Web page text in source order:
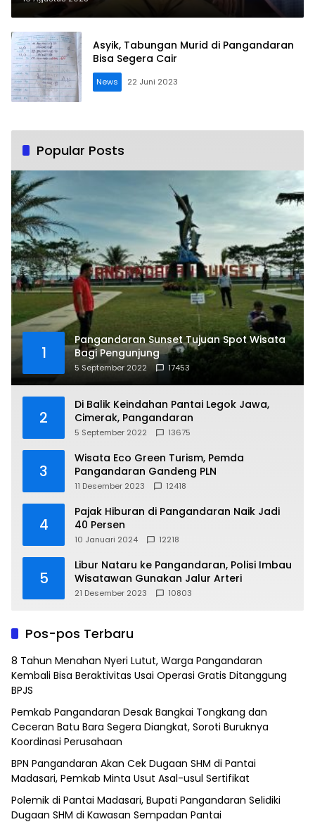
Asyik, Tabungan Murid di Pangandaran
Bisa Segera Cair
News 22 Juni 2023
Popular Posts
1
Pangandaran Sunset Tujuan Spot Wisata
Bagi Pengunjung
5 September 2022 17453
2
Di Balik Keindahan Pantai Legok Jawa,
Cimerak, Pangandaran
5 September 2022 13675
3
Wisata Eco Green Turism, Pemda
Pangandaran Gandeng PLN
11 Desember 2023 12418
4
Pajak Hiburan di Pangandaran Naik Jadi
40 Persen
10 Januari 2024 12218
5
Libur Nataru ke Pangandaran, Polisi Imbau
Wisatawan Gunakan Jalur Arteri
21 Desember 2023 10803
Pos-pos Terbaru
8 Tahun Menahan Nyeri Lutut, Warga Pangandaran
Kembali Bisa Beraktivitas Usai Operasi Gratis Ditanggung
BPJS
Pemkab Pangandaran Desak Bangkai Tongkang dan
Ceceran Batu Bara Segera Diangkat, Soroti Buruknya
Koordinasi Perusahaan
BPN Pangandaran Akan Cek Dugaan SHM di Pantai
Madasari, Pemkab Minta Usut Asal-usul Sertifikat
Polemik di Pantai Madasari, Bupati Pangandaran Selidiki
Dugaan SHM di Kawasan Sempadan Pantai